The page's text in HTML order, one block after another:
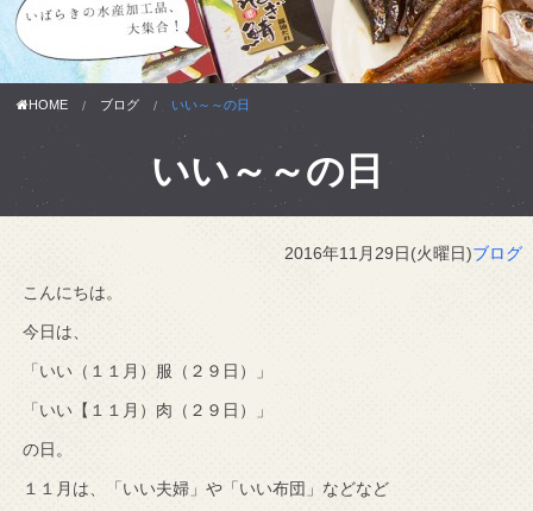
HOME ブログ いい～～の日
いい～～の日
2016年11月29日(火曜日)ブログ
こんにちは。
今日は、
「いい（１１月）服（２９日）」
「いい【１１月）肉（２９日）」
の日。
１１月は、「いい夫婦」や「いい布団」などなど